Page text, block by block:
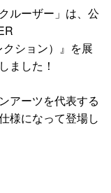
ルーザー」は、公
ション）』を展
ました！
アーツを代表する
様になって登場し